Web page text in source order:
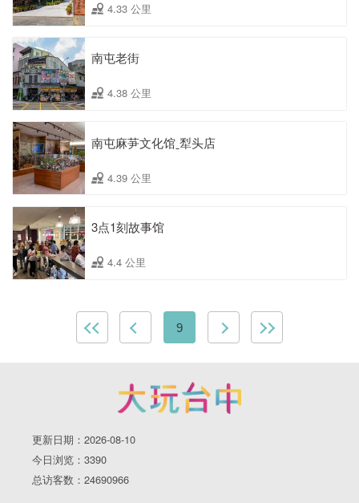
4.33 公里
南屯老街
4.38 公里
南屯麻芛文化馆ˍ犁头店
4.39 公里
3点1刻故事馆
4.4 公里
9
更新日期：2026-08-10
今日浏览：3390
总访客数：24690966